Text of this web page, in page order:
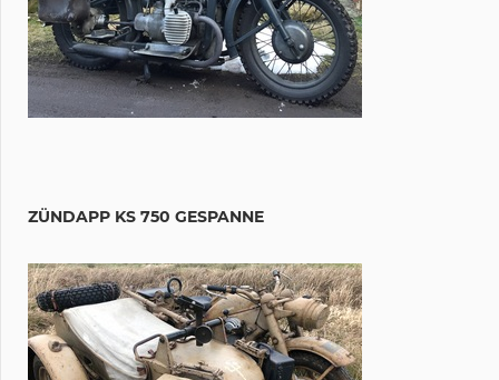
ZÜNDAPP KS 750 GESPANNE